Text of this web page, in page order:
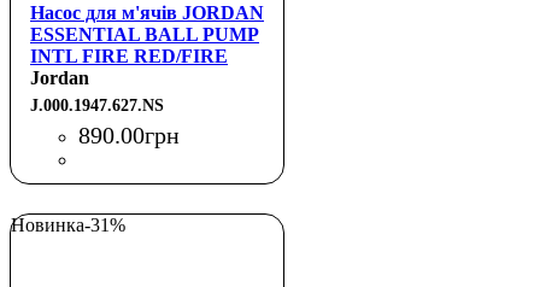
Насос для м'ячів JORDAN
ESSENTIAL BALL PUMP
INTL FIRE RED/FIRE
RED/WHITE NS
Jordan
J.000.1947.627.NS
890.00грн
Новинка-31%